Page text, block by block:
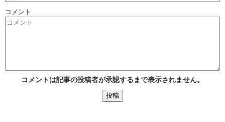
コメント
コメントは記事の投稿者が承認するまで表示されません。